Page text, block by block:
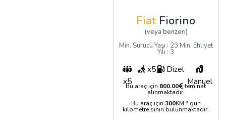
FiatFiorino
(veya benzeri)
Min. Sürücü Yaşı : 23 Min. Ehliyet
Yılı : 3
x5
x5
Dizel
Manuel
Bu araç için 800.00 teminat
alınmaktadır.
Bu araç için 300KM * gün
kilometre sınırı bulunmaktadır.